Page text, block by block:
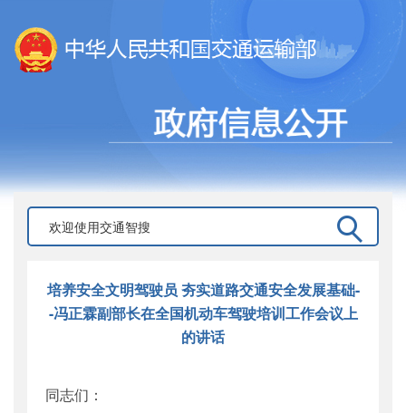
培养安全文明驾驶员 夯实道路交通安全发展基础-
-冯正霖副部长在全国机动车驾驶培训工作会议上
的讲话
同志们：